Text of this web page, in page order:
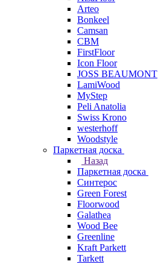
Arteo
Bonkeel
Camsan
CBM
FirstFloor
Icon Floor
JOSS BEAUMONT
LamiWood
MyStep
Peli Anatolia
Swiss Krono
westerhoff
Woodstyle
Паркетная доска
Назад
Паркетная доска
Синтерос
Green Forest
Floorwood
Galathea
Wood Bee
Greenline
Kraft Parkett
Tarkett